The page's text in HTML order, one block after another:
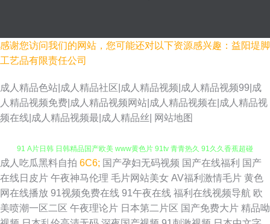
感谢您访问我们的网站，您可能还对以下资源感兴趣：益阳堤脚
工艺品有限责任公司
成人精品色站|成人精品社区|成人精品视频|成人精品视频99|成
人精品视频免费|成人精品视频网站|成人精品视频在|成人精品视
频在线|成人精品视频最|成人精品丝|
网站地图
国产久超碰 伊人网影院 99超碰总站 欧美sss 日本女人毛片 天堂夜夜网 日美
91 A片日韩 日韩精品国产欧美 www黄色片 91tv 青青热久 91久久香蕉超碰
成人吃瓜黑料自拍 6C6; 国产孕妇无码视频 国产在线福利 国产
在线日皮片 午夜神马伦理 毛片网站美女 AV福利激情毛片 黄色
网在线播放 91视频免费在线 91午夜在线 福利在线视频导航 欧
美喷潮一区二区 午夜理论片 日本第二片区 国产免费大片 精品呦